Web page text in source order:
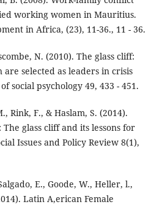
working women in Mauritius.
in Africa, (23), 11-36., 11 - 36.
N. (2010). The glass cliff:
selected as leaders in crisis
social psychology 49, 433 - 451.
Rink, F., & Haslam, S. (2014).
glass cliff and its lessons for
Issues and Policy Review 8(1),
E., Goode, W., Heller, l.,
Latin A,erican Female